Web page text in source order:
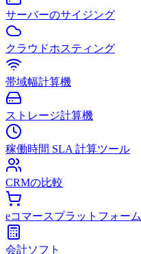
サーバーのサイジング
クラウドホスティング
帯域幅計算機
ストレージ計算機
稼働時間 SLA 計算ツール
CRMの比較
eコマースプラットフォーム
会計ソフト